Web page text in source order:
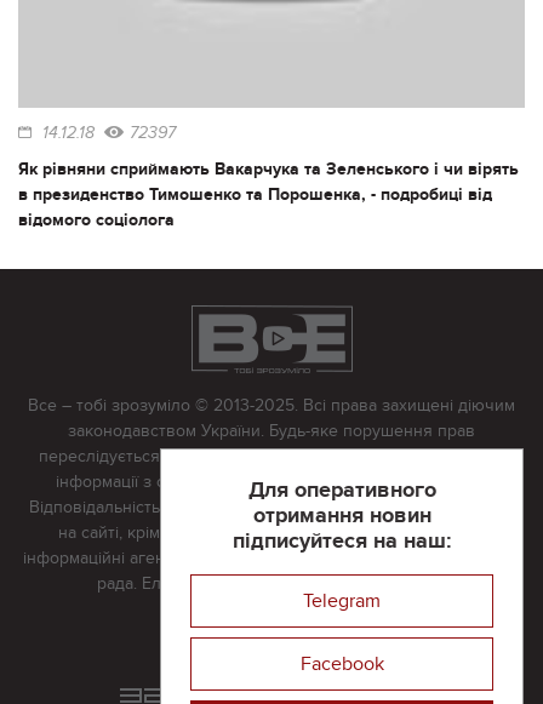
14.12.18 72397
Як рівняни сприймають Вакарчука та Зеленського і чи вірять
в президенство Тимошенко та Порошенка, - подробиці від
відомого соціолога
Для оперативного
отримання новин
підписуйтеся на наш:
Telegram
Facebook
Все – тобі зрозуміло © 2013-2025. Всі права захищені діючим
законодавством України. Будь-яке порушення прав
переслідується в судовому порядку. Будь-яке відтворення
інформації з сайту тільки з письмово дозволу редакції.
Відповідальність за достовірність усіх матеріалів, розміщених
на сайті, крім матеріалів, які містять посилання на інші
інформаційні агентства або інтернет-видання, несе редакційна
рада. Електронна пошта:
Реклама на сайті
Розроблений та підтримується